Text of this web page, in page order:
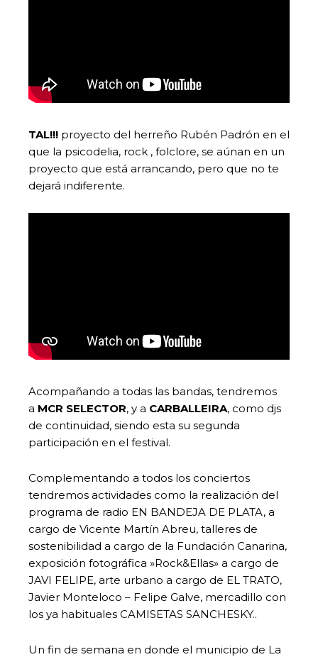
TAL!!! proyecto del herreño Rubén Padrón en el
que la psicodelia, rock , folclore, se aúnan en un
proyecto que está arrancando, pero que no te
dejará indiferente.
Acompañando a todas las bandas, tendremos
a MCR SELECTOR, y a CARBALLEIRA, como djs
de continuidad, siendo esta su segunda
participación en el festival.
Complementando a todos los conciertos
tendremos actividades como la realización del
programa de radio EN BANDEJA DE PLATA, a
cargo de Vicente Martín Abreu, talleres de
sostenibilidad a cargo de la Fundación Canarina,
exposición fotográfica »Rock&Ellas» a cargo de
JAVI FELIPE, arte urbano a cargo de EL TRATO,
Javier Monteloco – Felipe Galve, mercadillo con
los ya habituales CAMISETAS SANCHESKY..
Un fin de semana en donde el municipio de La